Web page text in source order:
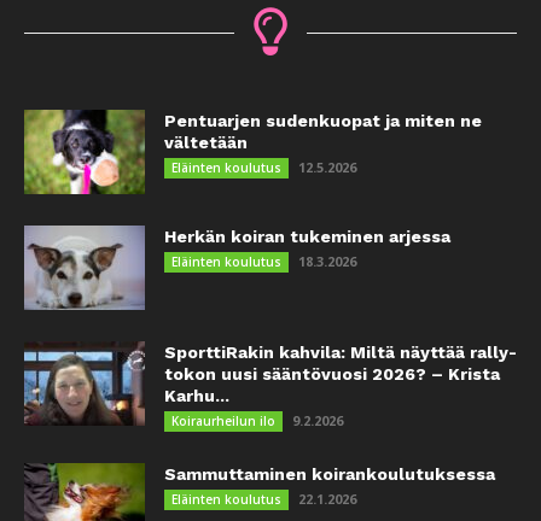
Pentuarjen sudenkuopat ja miten ne
vältetään
Eläinten koulutus 12.5.2026
Herkän koiran tukeminen arjessa
Eläinten koulutus 18.3.2026
SporttiRakin kahvila: Miltä näyttää rally-
tokon uusi sääntövuosi 2026? – Krista
Karhu...
Koiraurheilun ilo 9.2.2026
Sammuttaminen koirankoulutuksessa
Eläinten koulutus 22.1.2026